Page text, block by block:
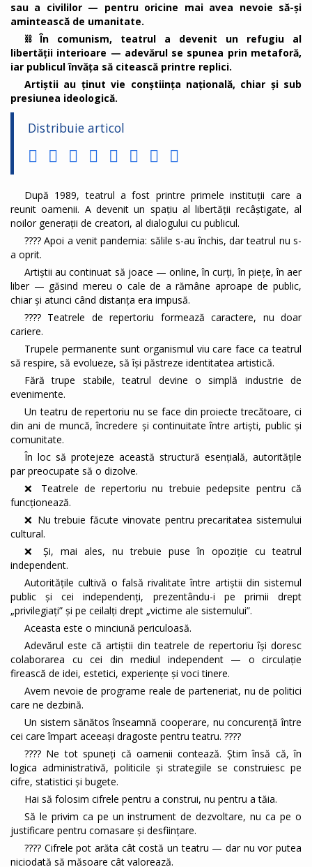
sau a civililor — pentru oricine mai avea nevoie să-și
amintească de umanitate.
⛓️ În comunism, teatrul a devenit un refugiu al
libertății interioare — adevărul se spunea prin metaforă,
iar publicul învăța să citească printre replici.
Artiștii au ținut vie conștiința națională, chiar și sub
presiunea ideologică.
Distribuie articol
După 1989, teatrul a fost printre primele instituții care a
reunit oamenii. A devenit un spațiu al libertății recâștigate, al
noilor generații de creatori, al dialogului cu publicul.
???? Apoi a venit pandemia: sălile s-au închis, dar teatrul nu s-
a oprit.
Artiștii au continuat să joace — online, în curți, în piețe, în aer
liber — găsind mereu o cale de a rămâne aproape de public,
chiar și atunci când distanța era impusă.
???? Teatrele de repertoriu formează caractere, nu doar
cariere.
Trupele permanente sunt organismul viu care face ca teatrul
să respire, să evolueze, să își păstreze identitatea artistică.
Fără trupe stabile, teatrul devine o simplă industrie de
evenimente.
Un teatru de repertoriu nu se face din proiecte trecătoare, ci
din ani de muncă, încredere și continuitate între artiști, public și
comunitate.
În loc să protejeze această structură esențială, autoritățile
par preocupate să o dizolve.
❌ Teatrele de repertoriu nu trebuie pedepsite pentru că
funcționează.
❌ Nu trebuie făcute vinovate pentru precaritatea sistemului
cultural.
❌ Și, mai ales, nu trebuie puse în opoziție cu teatrul
independent.
Autoritățile cultivă o falsă rivalitate între artiștii din sistemul
public și cei independenți, prezentându-i pe primii drept
„privilegiați” și pe ceilalți drept „victime ale sistemului”.
Aceasta este o minciună periculoasă.
Adevărul este că artiștii din teatrele de repertoriu își doresc
colaborarea cu cei din mediul independent — o circulație
firească de idei, estetici, experiențe și voci tinere.
Avem nevoie de programe reale de parteneriat, nu de politici
care ne dezbină.
Un sistem sănătos înseamnă cooperare, nu concurență între
cei care împart aceeași dragoste pentru teatru. ????
???? Ne tot spuneți că oamenii contează. Știm însă că, în
logica administrativă, politicile și strategiile se construiesc pe
cifre, statistici și bugete.
Hai să folosim cifrele pentru a construi, nu pentru a tăia.
Să le privim ca pe un instrument de dezvoltare, nu ca pe o
justificare pentru comasare și desființare.
???? Cifrele pot arăta cât costă un teatru — dar nu vor putea
niciodată să măsoare cât valorează.